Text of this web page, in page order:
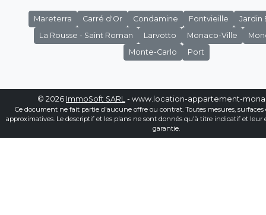
Mareterra Carré d'Or Condamine Fontvieille
Jardin
La Rousse - Saint Roman
Larvotto Monaco-Ville
Monte-Carlo
Port
© 2026 ImmoSoft SARL - www.location-appartement-
Ce document ne fait partie d'aucune offre ou contrat. Toutes mesures, surfaces
approximatives. Le descriptif et les plans ne sont donnés qu'à titre indicatif et leur
garantie.